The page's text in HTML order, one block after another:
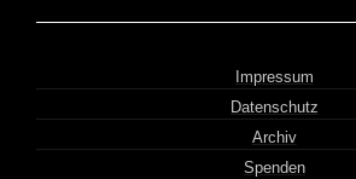
Impressum
Datenschutz
Archiv
Spenden